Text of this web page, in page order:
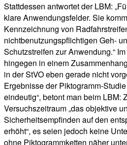
Stattdessen antwortet der LBM:
klare Anwendungsfelder. Sie
Kennzeichnung von
nichtbenutzungspflichtigen Geh-
Schutzstreifen zur Anwendung.“
hingegen in einem
in der StVO eben gerade nicht
Ergebnisse der Piktogramm-
eindeutig“, betont man beim LBM:
Versuchszeitraum „das objektive
Sicherheitsempfinden auf den
erhöht“, es seien jedoch keine
ohne Piktogrammketten näher